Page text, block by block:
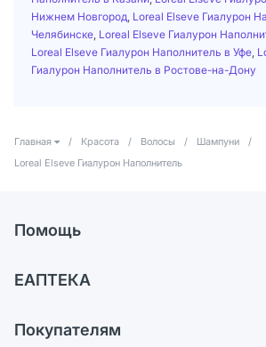
Нижнем Новгород Loreal Elseve Гиалурон
Челябинске Loreal Elseve Гиалурон
Loreal Elseve Гиалурон Наполнитель в Уфе
Гиалурон Наполнитель в Ростове-на-Дону
Главная / Красота / Волосы / Шампуни
/
Loreal Elseve Гиалурон Наполнитель
Помощь
Самовывоз из аптек
ЕАПТЕКА
Карьера
Покупателям